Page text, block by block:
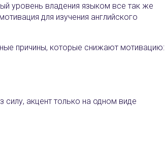
уровень владения языком все так же
для изучения английского
причины, которые снижают мотивацию:
акцент только на одном виде